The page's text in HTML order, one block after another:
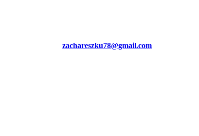
zachareszku78@gmail.com